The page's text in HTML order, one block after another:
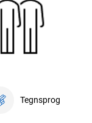
Tegnsprog